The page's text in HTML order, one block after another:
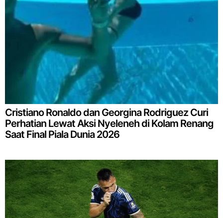
Cristiano Ronaldo dan Georgina Rodriguez Curi
Perhatian Lewat Aksi Nyeleneh di Kolam Renang
Saat Final Piala Dunia 2026